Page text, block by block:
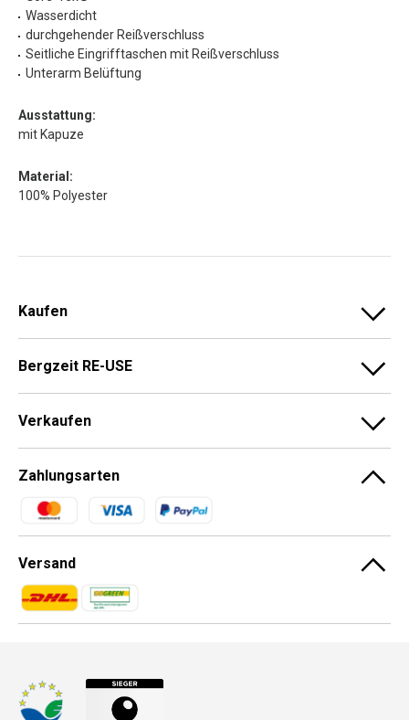
Wasserdicht
durchgehender Reißverschluss
Seitliche Eingrifftaschen mit Reißverschluss
Unterarm Belüftung
Ausstattung:
mit Kapuze
Material:
100% Polyester
Kaufen
Bergzeit RE-USE
Verkaufen
Zahlungsarten
Zahlungsmethoden
Versand
Zahlungsmethoden
Zahlungsmethoden